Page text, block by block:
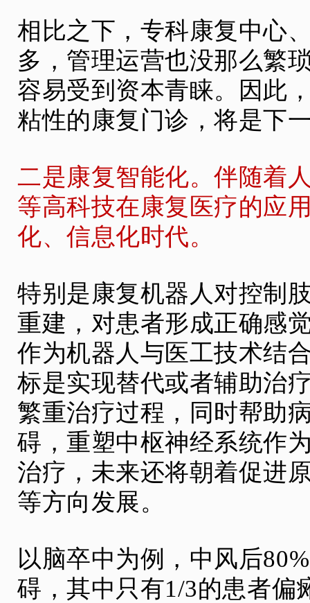
相比之下，专科康复中心
多，管理运营也没那么繁
容易受到资本青睐。因此
粘性的康复门诊，将是下
二是康复智能化。伴随着
等高科技在康复医疗的应
化、信息化时代。
特别是康复机器人对控制
重建，对患者形成正确感
作为机器人与医工技术结
标是实现替代或者辅助治
繁重治疗过程，同时帮助
碍，重塑中枢神经系统作
治疗，未来还将朝着促进
等方向发展。
以脑卒中为例，中风后
碍，其中只有1/3的患者偏